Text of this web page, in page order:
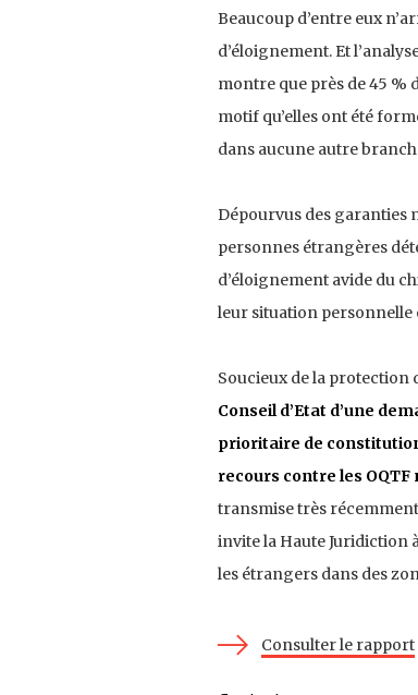
Beaucoup d’entre eux
d’éloignement. Et
montre que près de 45 %
motif qu’elles ont été
dans aucune autre
Dépourvus des garanties
personnes étrangères
d’éloignement avide du
leur situation personnelle
Soucieux de la protection
Conseil d’Etat d’une
prioritaire de
recours contre les
transmise très
invite la Haute Juridiction
les étrangers dans des
Consulter le rapport